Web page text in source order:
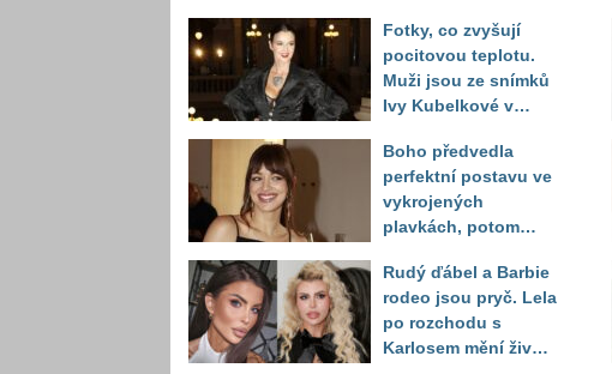
Fotky, co zvyšují
pocitovou teplotu.
Muži jsou ze snímků
Ivy Kubelkové v
Boho předvedla
perfektní postavu ve
vykrojených
plavkách, potom
těla
Rudý ďábel a Barbie
rodeo jsou pryč. Lela
po rozchodu s
Karlosem mění život i